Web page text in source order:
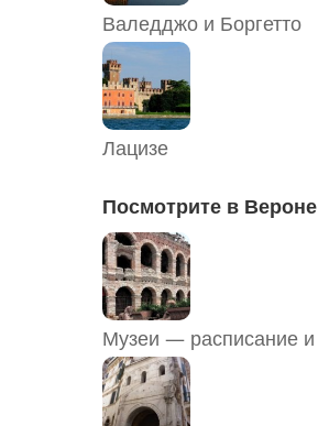
Валедджо и Боргетто
Лацизе
Посмотрите в Вероне